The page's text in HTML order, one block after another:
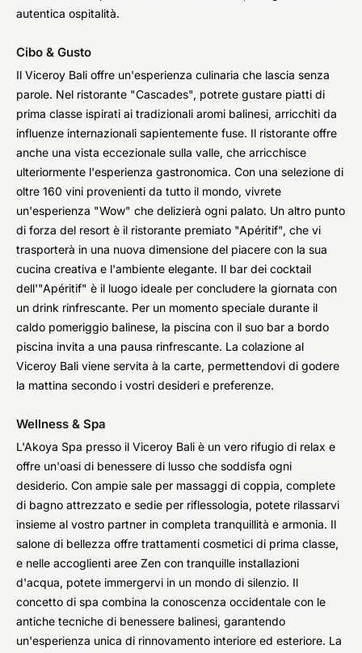
autentica ospitalità.
Cibo & Gusto
Il Viceroy Bali offre un'esperienza culinaria che lascia senza
parole. Nel ristorante "Cascades", potrete gustare piatti di
prima classe ispirati ai tradizionali aromi balinesi, arricchiti da
influenze internazionali sapientemente fuse. Il ristorante offre
anche una vista eccezionale sulla valle, che arricchisce
ulteriormente l'esperienza gastronomica. Con una selezione di
oltre 160 vini provenienti da tutto il mondo, vivrete
un'esperienza "Wow" che delizierà ogni palato. Un altro punto
di forza del resort è il ristorante premiato "Apéritif", che vi
trasporterà in una nuova dimensione del piacere con la sua
cucina creativa e l'ambiente elegante. Il bar dei cocktail
dell'"Apéritif" è il luogo ideale per concludere la giornata con
un drink rinfrescante. Per un momento speciale durante il
caldo pomeriggio balinese, la piscina con il suo bar a bordo
piscina invita a una pausa rinfrescante. La colazione al
Viceroy Bali viene servita à la carte, permettendovi di godere
la mattina secondo i vostri desideri e preferenze.
Wellness & Spa
L'Akoya Spa presso il Viceroy Bali è un vero rifugio di relax e
offre un'oasi di benessere di lusso che soddisfa ogni
desiderio. Con ampie sale per massaggi di coppia, complete
di bagno attrezzato e sedie per riflessologia, potete rilassarvi
insieme al vostro partner in completa tranquillità e armonia. Il
salone di bellezza offre trattamenti cosmetici di prima classe,
e nelle accoglienti aree Zen con tranquille installazioni
d'acqua, potete immergervi in un mondo di silenzio. Il
concetto di spa combina la conoscenza occidentale con le
antiche tecniche di benessere balinesi, garantendo
un'esperienza unica di rinnovamento interiore ed esteriore. La